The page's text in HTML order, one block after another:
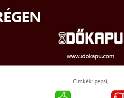
Címkék: pepsi,